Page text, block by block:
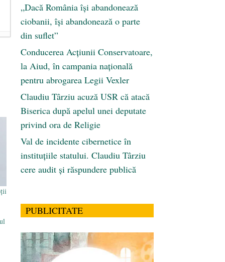
„Dacă România își abandonează
ciobanii, își abandonează o parte
din suflet”
Conducerea Acțiunii Conservatoare,
la Aiud, în campania națională
pentru abrogarea Legii Vexler
Claudiu Târziu acuză USR că atacă
Biserica după apelul unei deputate
privind ora de Religie
Val de incidente cibernetice în
instituțiile statului. Claudiu Târziu
cere audit și răspundere publică
PUBLICITATE